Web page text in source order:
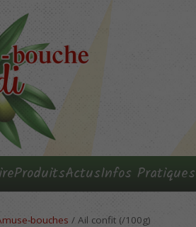
ProduitsActusInfos Pratiques
bouches / Ail confit (/100g)